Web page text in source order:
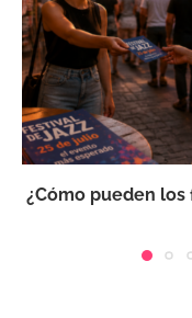
¿Cómo pueden los